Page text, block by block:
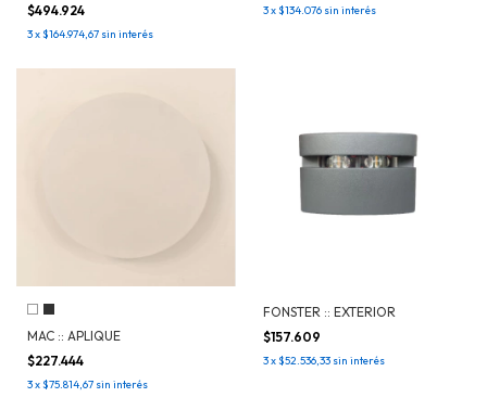
$494.924
3x$164.974,67 sin interés
3x$134.076 sin interés
MAC :: APLIQUE
$227.444
3x$75.814,67 sin interés
FONSTER :: EXTERIOR
$157.609
3x$52.536,33 sin interés